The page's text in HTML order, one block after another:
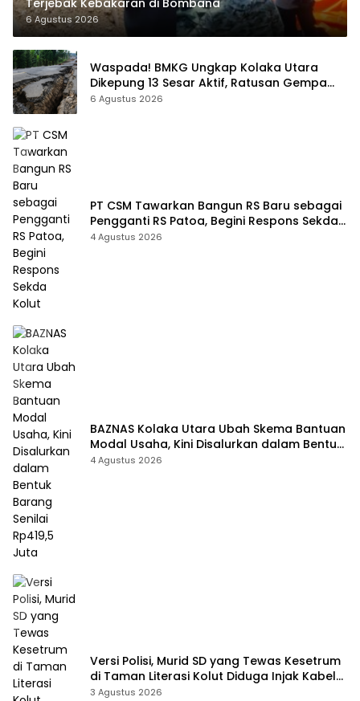
Terjebak Kebakaran di Bombana
6 Agustus 2026
Waspada! BMKG Ungkap Kolaka Utara
Dikepung 13 Sesar Aktif, Ratusan Gempa
Sudah Terekam
6 Agustus 2026
PT CSM Tawarkan Bangun RS Baru sebagai
Pengganti RS Patoa, Begini Respons Sekda
Kolut
4 Agustus 2026
BAZNAS Kolaka Utara Ubah Skema Bantuan
Modal Usaha, Kini Disalurkan dalam Bentuk
Barang Senilai Rp419,5 Juta
4 Agustus 2026
Versi Polisi, Murid SD yang Tewas Kesetrum
di Taman Literasi Kolut Diduga Injak Kabel
Beraliran Listrik
3 Agustus 2026